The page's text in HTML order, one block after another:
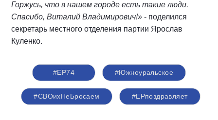
Горжусь, что в нашем городе есть такие люди.
Спасибо, Виталий Владимирович!» - поделился
секретарь местного отделения партии Ярослав
Куленко.
#ЕР74 #Южноуральское
#СВОихНеБросаем #ЕРпоздравляет